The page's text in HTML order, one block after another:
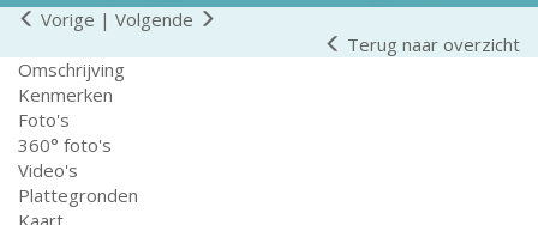
Vorige | Volgende
Terug naar overzicht
Omschrijving
Kenmerken
Foto's
360° foto's
Video's
Plattegronden
Kaart